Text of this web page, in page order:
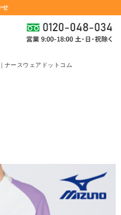
せ
ナースウェアドットコム